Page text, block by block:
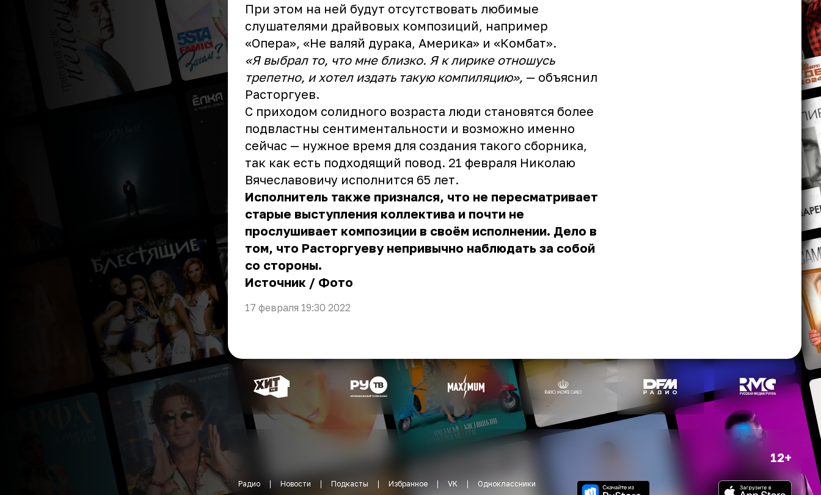
При этом на ней будут отсутствовать любимые
слушателями драйвовых композиций, например
«Опера», «Не валяй дурака, Америка» и «Комбат».
«Я выбрал то, что мне близко. Я к лирике отношусь
трепетно, и хотел издать такую компиляцию», — объяснил
Расторгуев.
С приходом солидного возраста люди становятся более
подвластны сентиментальности и возможно именно
сейчас — нужное время для создания такого сборника,
так как есть подходящий повод. 21 февраля Николаю
Вячеславовичу исполнится 65 лет.
Исполнитель также признался, что не пересматривает
старые выступления коллектива и почти не
прослушивает композиции в своём исполнении. Дело в
том, что Расторгуеву непривычно наблюдать за собой
со стороны.
Источник / Фото
17 февраля 19:30 2022
12+
Радио Новости Подкасты Избранное VK Одноклассники